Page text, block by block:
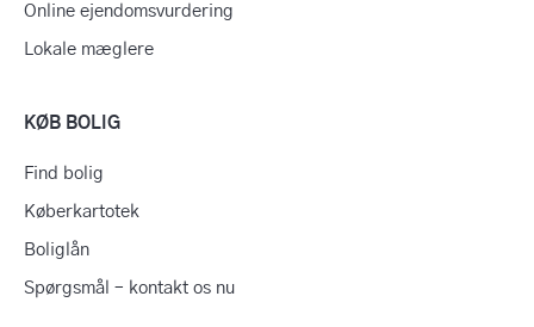
Online ejendomsvurdering
Lokale mæglere
KØB BOLIG
Find bolig
Køberkartotek
Boliglån
Spørgsmål – kontakt os nu